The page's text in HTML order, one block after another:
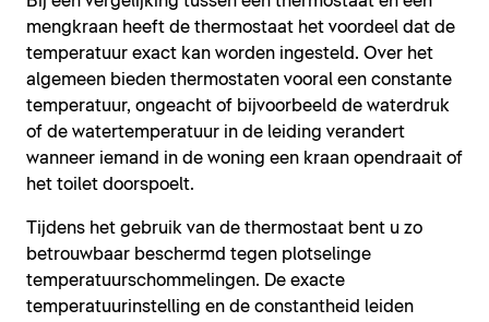
mengkraan heeft de thermostaat het voordeel dat de
temperatuur exact kan worden ingesteld. Over het
algemeen bieden thermostaten vooral een constante
temperatuur, ongeacht of bijvoorbeeld de waterdruk
of de watertemperatuur in de leiding verandert
wanneer iemand in de woning een kraan opendraait of
het toilet doorspoelt.
Tijdens het gebruik van de thermostaat bent u zo
betrouwbaar beschermd tegen plotselinge
temperatuurschommelingen. De exacte
temperatuurinstelling en de constantheid leiden